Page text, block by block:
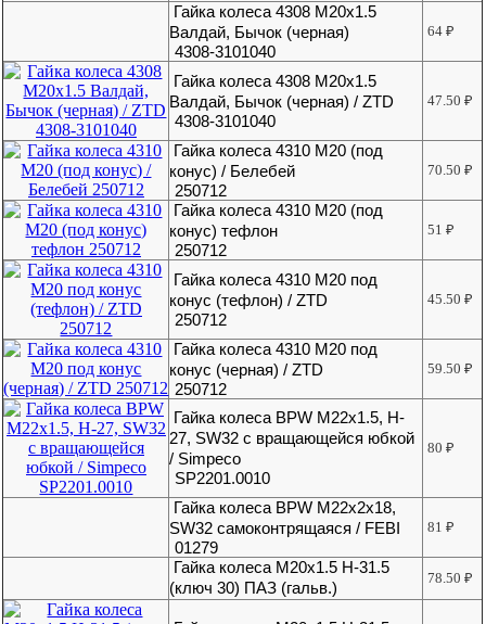
Гайка колеса 4308 М20х1.5
Валдай, Бычок (черная)
4308-3101040
64₽
Гайка колеса 4308 М20х1.5
Валдай, Бычок (черная) / ZTD
4308-3101040
47.50₽
Гайка колеса 4310 М20 (под
конус) / Белебей
250712
70.50₽
Гайка колеса 4310 М20 (под
конус) тефлон
250712
51₽
Гайка колеса 4310 М20 под
конус (тефлон) / ZTD
250712
45.50₽
Гайка колеса 4310 М20 под
конус (черная) / ZTD
250712
59.50₽
Гайка колеса BPW М22х1.5, H-
27, SW32 с вращающейся юбкой
/ Simpeco
SP2201.0010
80₽
Гайка колеса BPW М22х2х18,
SW32 самоконтрящаяся / FEBI
01279
81₽
Гайка колеса M20x1.5 H-31.5
(ключ 30) ПАЗ (гальв.)
78.50₽